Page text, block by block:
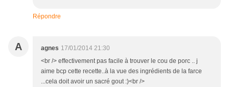
Répondre
A agnes 17/01/2014 21:30
<br /> effectivement pas facile à trouver le cou de porc .. j
aime bcp cette recette..à la vue des ingrédients de la farce
...cela doit avoir un sacré gout :)<br />